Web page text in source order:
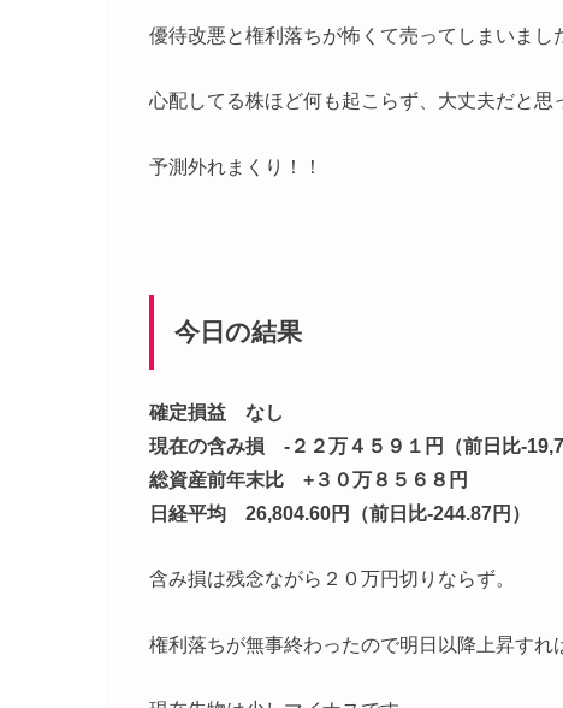
優待改悪と権利落ちが怖くて売ってしまいまし
心配してる株ほど何も起こらず、大丈夫だと思
予測外れまくり！！
今日の結果
確定損益 なし
現在の含み損 -２２万４５９１円（前日比-
総資産前年末比 +３０万８５６８円
日経平均 26,804.60円（前日比-244.87円）
含み損は残念ながら２０万円切りならず。
権利落ちが無事終わったので明日以降上昇すれ